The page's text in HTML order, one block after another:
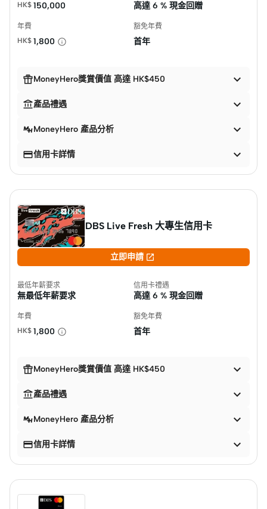
HK$ 150,000 高達 6 % 現金回贈
年費
HK$ 1,800
豁免年費
首年
MoneyHero獎賞價值 高達 HK$450 
產品禮遇 
MoneyHero 產品分析 
信用卡詳情 
DBS Live Fresh 大專生信用卡
立即申請 
最低年薪要求
無最低年薪要求
信用卡禮遇
高達 6 % 現金回贈
年費
HK$ 1,800
豁免年費
首年
MoneyHero獎賞價值 高達 HK$450 
產品禮遇 
MoneyHero 產品分析 
信用卡詳情 